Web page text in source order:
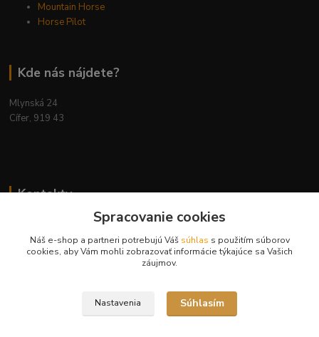
Mountain Horse
Horse Pilot
Kde nás nájdete?
Mlynská 24
Cífer, 919 43
Kontakty
Spracovanie cookies
Náš e-shop a partneri potrebujú Váš súhlas s použitím súborov
cookies, aby Vám mohli zobrazovať informácie týkajúce sa Vašich
záujmov.
Nastavenia Súhlasím